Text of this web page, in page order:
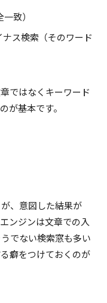
致）
ス検索（そのワード
ではなくキーワード
が基本です。
、意図した結果が
ンジンは文章での入
でない検索窓も多い
癖をつけておくのが